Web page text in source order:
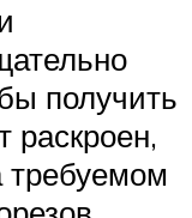
получить
раскроен,
требуемом